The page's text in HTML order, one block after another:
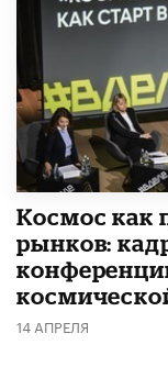
Космос как
рынков:
14 АПРЕЛЯ